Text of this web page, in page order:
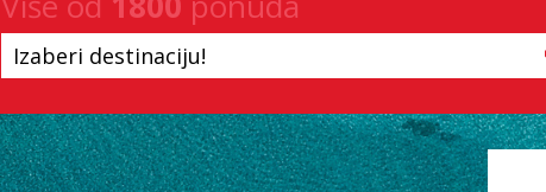
Izaberi destinaciju!